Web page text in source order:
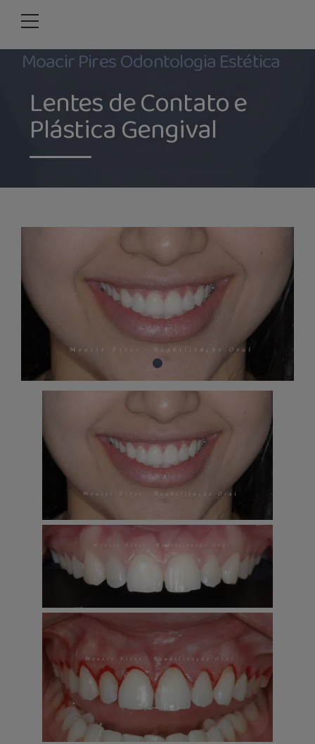
Moacir Pires Odontologia Estética
Lentes de Contato e
Plástica Gengival